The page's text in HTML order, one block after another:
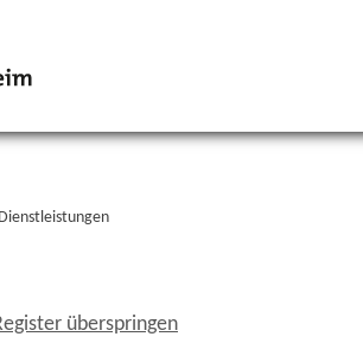
Dienstleistungen
überspringen